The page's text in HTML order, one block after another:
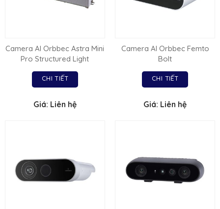
Camera AI Orbbec Astra Mini
Pro Structured Light
CHI TIẾT
Giá: Liên hệ
Camera AI Orbbec Femto
Bolt
CHI TIẾT
Giá: Liên hệ